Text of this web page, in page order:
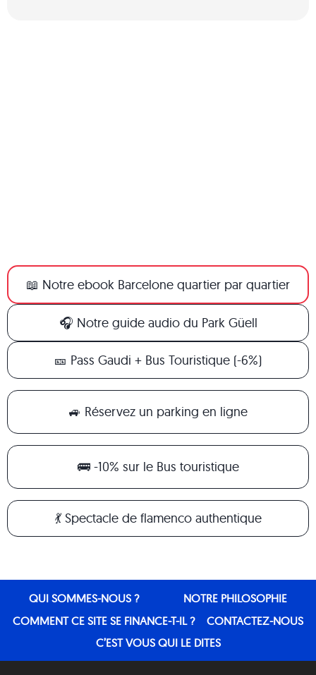
📖 Notre ebook Barcelone quartier par quartier
🎧 Notre guide audio du Park Güell
🎫 Pass Gaudi + Bus Touristique (-6%)
🚙 Réservez un parking en ligne
🚌 -10% sur le Bus touristique
💃 Spectacle de flamenco authentique
QUI SOMMES-NOUS ?
NOTRE PHILOSOPHIE
COMMENT CE SITE SE FINANCE-T-IL ?
CONTACTEZ-NOUS
C’EST VOUS QUI LE DITES